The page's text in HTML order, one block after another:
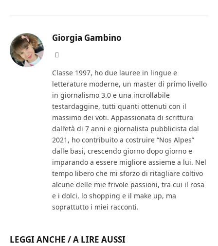
Giorgia Gambino
Classe 1997, ho due lauree in lingue e
letterature moderne, un master di primo livello
in giornalismo 3.0 e una incrollabile
testardaggine, tutti quanti ottenuti con il
massimo dei voti. Appassionata di scrittura
dall’età di 7 anni e giornalista pubblicista dal
2021, ho contribuito a costruire “Nos Alpes”
dalle basi, crescendo giorno dopo giorno e
imparando a essere migliore assieme a lui. Nel
tempo libero che mi sforzo di ritagliare coltivo
alcune delle mie frivole passioni, tra cui il rosa
e i dolci, lo shopping e il make up, ma
soprattutto i miei racconti.
LEGGI ANCHE / A LIRE AUSSI